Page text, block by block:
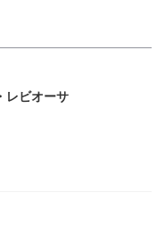
レビオーサ